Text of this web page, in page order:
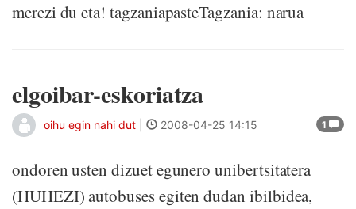
merezi du eta! tagzaniapasteTagzania: narua
elgoibar-eskoriatza
1
oihu egin nahi dut 2008-04-25 14:15
ondoren usten dizuet egunero unibertsitatera
(HUHEZI) autobuses egiten dudan ibilbidea,